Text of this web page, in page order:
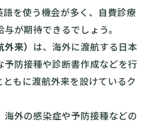
を使う機会が多く、自費診療
が期待できるでしょう。
来） は、海外に渡航する日本
予防接種や診断書作成などを行
もに渡航外来を設けているク
海外の感染症や予防接種などの